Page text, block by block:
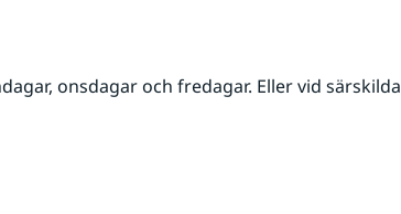
onsdagar och fredagar. Eller vid särskilda